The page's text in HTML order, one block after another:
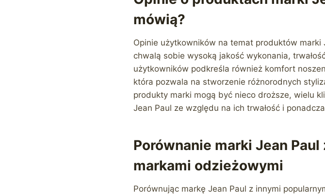
mówią?
Opinie użytkowników na temat produktów
chwalą sobie wysoką jakość wykonania,
użytkowników podkreśla również komfort
która pozwala na stworzenie różnorodnych
produkty marki mogą być nieco droższe, wielu
Jean Paul ze względu na ich trwałość i
Porównanie marki Jean
markami odzieżowymi
Porównując markę Jean Paul z innymi